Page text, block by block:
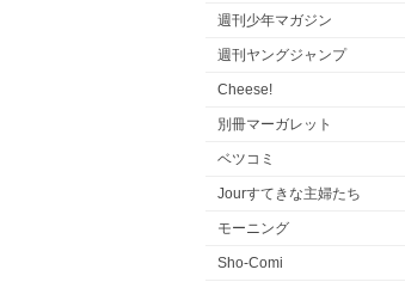
週刊少年マガジン
週刊ヤングジャンプ
Cheese!
別冊マーガレット
ベツコミ
Jourすてきな主婦たち
モーニング
Sho-Comi